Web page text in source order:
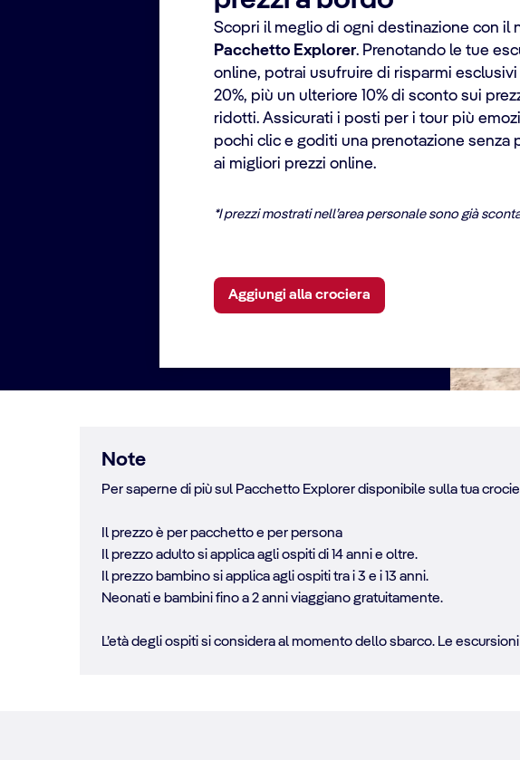
Scopri il meglio di ogni destinazione con il
Pacchetto Explorer. Prenotando le tue
online, potrai usufruire di risparmi esclusivi
20%, più un ulteriore 10% di sconto sui
ridotti. Assicurati i posti per i tour più
pochi clic e goditi una prenotazione senza
ai migliori prezzi online.
*I prezzi mostrati nell’area personale sono già
Aggiungi alla crociera
Note
Per saperne di più sul Pacchetto Explorer disponibile sulla tua
Il prezzo è per pacchetto e per persona
Il prezzo adulto si applica agli ospiti di 14 anni e oltre.
Il prezzo bambino si applica agli ospiti tra i 3 e i 13 anni.
Neonati e bambini fino a 2 anni viaggiano gratuitamente.
L’età degli ospiti si considera al momento dello sbarco. Le